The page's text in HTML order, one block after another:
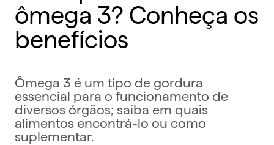
ômega 3? Conheça os
benefícios
Ômega 3 é um tipo de gordura
essencial para o funcionamento de
diversos órgãos; saiba em quais
alimentos encontrá-lo ou como
suplementar.